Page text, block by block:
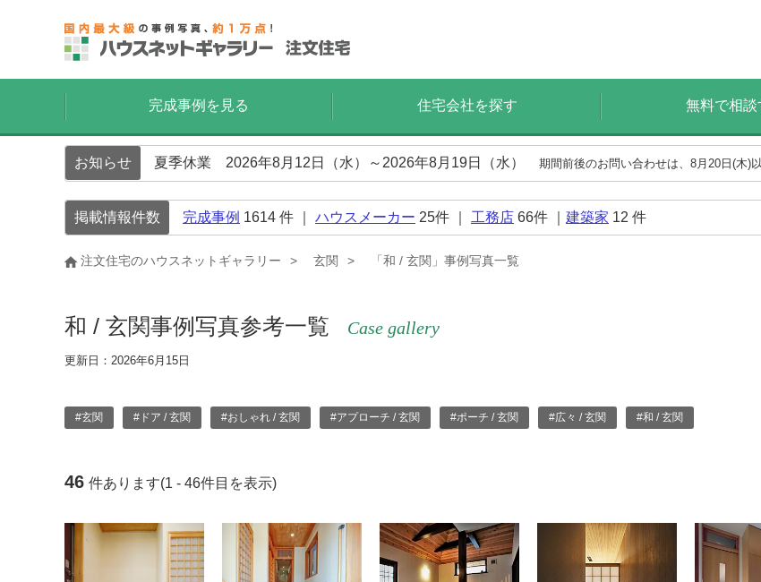
完成事例を見る 住宅会社を探す 無料で相談
お知らせ 夏季休業 2026年8月12日（水）～2026年8月19日（水） 期間前後のお問い合わせは、8月20日(木)
掲載情報件数 完成事例 1614 件 ｜ ハウスメーカー 25件 ｜ 工務店 66件 ｜ 建築家 12 件
注文住宅のハウスネットギャラリー 玄関 「和 / 玄関」事例写真一覧
和 / 玄関事例写真参考一覧 Case gallery
更新日：2026年6月15日
#玄関 #ドア / 玄関 #おしゃれ / 玄関 #アプローチ / 玄関 #ポーチ / 玄関 #広々 / 玄関 #和 / 玄関
46 件あります(1 - 46件目を表示)